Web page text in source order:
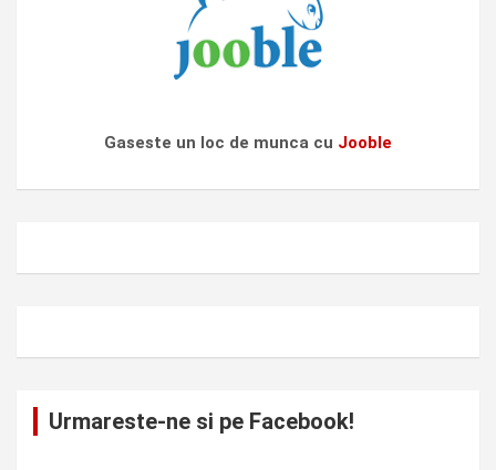
Gaseste un loc de munca cu Jooble
Urmareste-ne si pe Facebook!